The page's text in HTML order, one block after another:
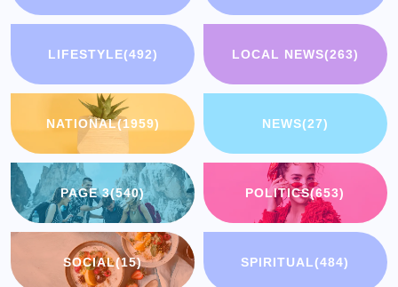
LIFESTYLE(492) LOCAL NEWS(263)
NATIONAL(1959) NEWS(27)
PAGE 3(540) POLITICS(653)
SOCIAL(15) SPIRITUAL(484)